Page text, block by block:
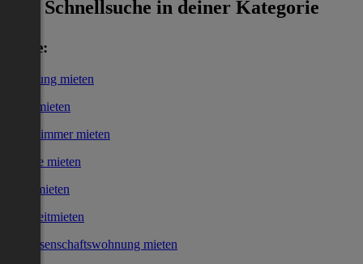
Schnellsuche in deiner Kategorie
Miete:
Wohnung mieten
Haus mieten
WG-Zimmer mieten
Garage mieten
Büro mieten
Kurzzeitmieten
Genossenschaftswohnung mieten